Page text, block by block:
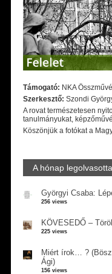
Támogató: NKA
Szerkesztő: Szondi
A rovat természetesen
tanulmányukat,
Köszönjük a fotókat a
A hónap
Györgyi Csaba:
256 views
KÖVESEDŐ –
225 views
Miért írok… ?
Ági)
156 views